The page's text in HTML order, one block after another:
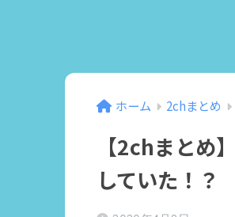
ホーム 2chまとめ
【2chまとめ
していた！？